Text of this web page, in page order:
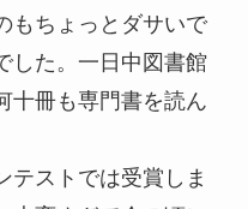
もちょっとダサいで
した。一日中図書館
十冊も専門書を読ん
テストでは受賞しま